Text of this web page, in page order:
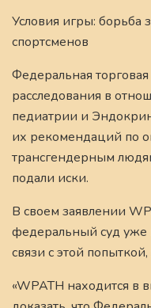
Условия игры: борьба
спортсменов
Федеральная
расследования в
педиатрии и
их рекомендаций по
трансгендерным
подали иски.
В своем заявлении
федеральный суд уже
связи с этой
«WPATH находится в